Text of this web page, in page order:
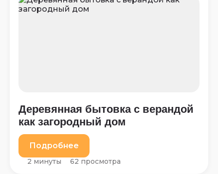
Деревянная бытовка с верандой
как загородный дом
Подробнее
2 минуты 62 просмотра